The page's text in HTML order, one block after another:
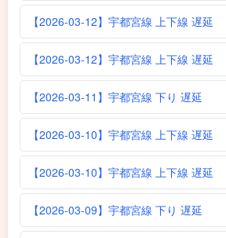
【2026-03-12】宇都宮線 上下線 遅延
【2026-03-12】宇都宮線 上下線 遅延
【2026-03-11】宇都宮線 下り 遅延
【2026-03-10】宇都宮線 上下線 遅延
【2026-03-10】宇都宮線 上下線 遅延
【2026-03-09】宇都宮線 下り 遅延